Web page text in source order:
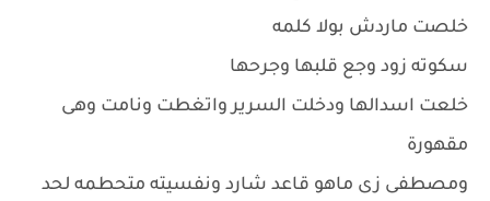
خلصت ماردش بولا كلمه
سكوته زود وجع قلبها وجرحها
خلعت اسدالها ودخلت السرير واتغطت ونامت وهى
مقهورة
ومصطفى زى ماهو قاعد شارد ونفسيته متحطمه لحد